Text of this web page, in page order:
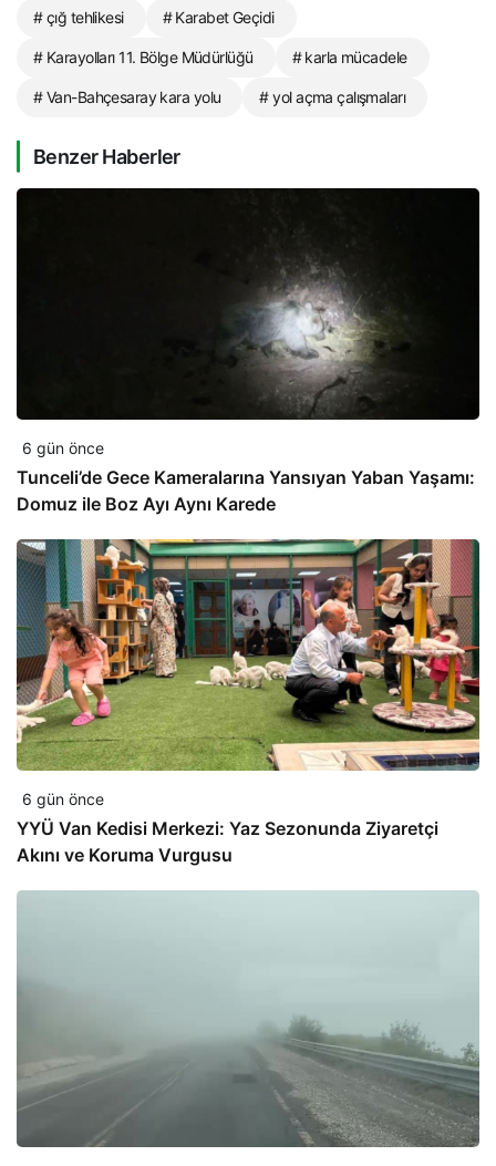
# çığ tehlikesi # Karabet Geçidi
# Karayolları 11. Bölge Müdürlüğü # karla mücadele
# Van-Bahçesaray kara yolu # yol açma çalışmaları
Benzer Haberler
6 gün önce
Tunceli’de Gece Kameralarına Yansıyan Yaban Yaşamı:
Domuz ile Boz Ayı Aynı Karede
6 gün önce
YYÜ Van Kedisi Merkezi: Yaz Sezonunda Ziyaretçi
Akını ve Koruma Vurgusu